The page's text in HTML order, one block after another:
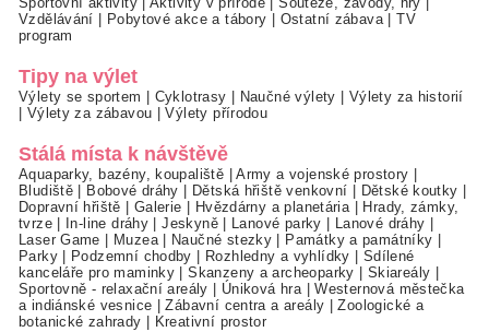
Vzdělávání
Pobytové akce a tábory Ostatní zábava|TV
program
Tipy na výlet
Výlety se sportem Cyklotrasy Naučné výlety
Výlety za historií
Výlety za zábavou |Výlety přírodou
Stálá místa k návštěvě
Aquaparky, bazény, koupaliště |Army a vojenské prostory
Bludiště
Bobové dráhy Dětská hřiště venkovní Dětské koutky
Dopravní hřiště
Galerie Hvězdárny a planetária|
Hrady, zámky,
tvrze| In-line dráhy |Jeskyně| Lanové parky Lanové dráhy
Laser Game
Muzea| Naučné stezky Památky a památníky
Parky| Podzemní chodby Rozhledny a vyhlídky
Sdílené
kanceláře pro maminky |Skanzeny a archeoparky Skiareály
Sportovně - relaxační areály
Úniková hra|Westernová městečka
a indiánské vesnice |Zábavní centra a areály |Zoologické a
botanické zahrady
Kreativní prostor